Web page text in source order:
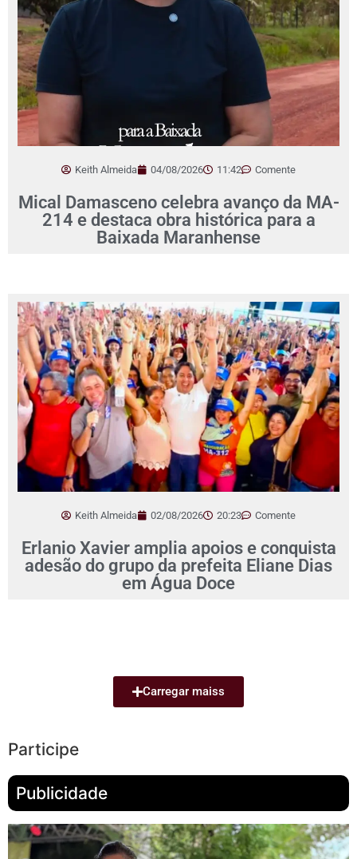
Keith Almeida 04/08/2026 11:42 Comente
Mical Damasceno celebra avanço da MA-
214 e destaca obra histórica para a
Baixada Maranhense
Keith Almeida 02/08/2026 20:23 Comente
Erlanio Xavier amplia apoios e conquista
adesão do grupo da prefeita Eliane Dias
em Água Doce
Carregar maiss
Participe
Publicidade